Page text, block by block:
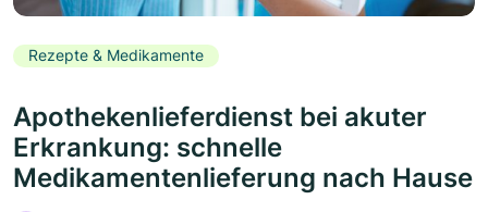
Rezepte & Medikamente
Apothekenlieferdienst bei akuter
Erkrankung: schnelle
Medikamentenlieferung nach Hause